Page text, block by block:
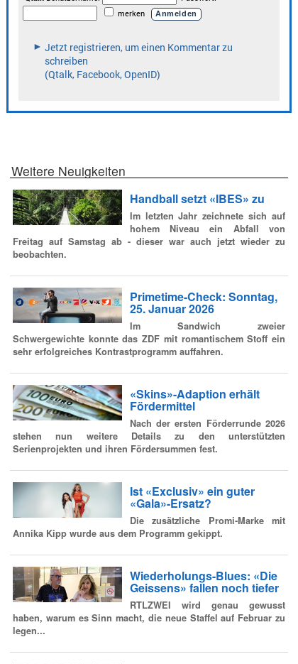
Weitere Neuigkeiten
Handball setzt «IBES» zu
Im letzten Jahr zeichnete sich auf
hohem Niveau ein Abfall von
Freitag auf Samstag ab - dieser war auch jetzt wieder zu
beobachten.
Primetime-Check: Sonntag,
25. Januar 2026
Im Sandwich zweier
Schwergewichte konnte das ZDF mit romantischem Stoff ein
sehr erfolgreiches Kontrastprogramm auffahren.
«Skins»-Adaption erhält
Fördermittel
Nach der ersten Förderrunde 2026
stehen nun weitere Details zu den unterstützten
Serienprojekten und ihren Fördersummen fest.
Ist «Exclusiv» ein guter
«Gala»-Ersatz?
Die zusätzliche Promi-Marke mit
Annika Kipp wurde aus dem Programm gekippt.
Wiederholungs-Blues: «Die
Geissens» fallen noch tiefer
RTLZWEI wird genau gewusst
haben, warum es Sinn macht, die neue Staffel auf Februar zu
legen...